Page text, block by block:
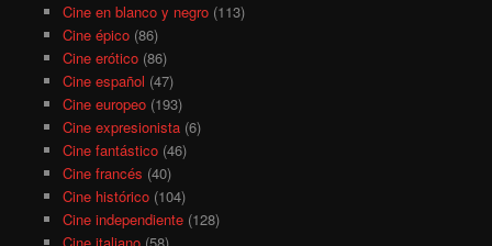
Cine en blanco y negro(113)
Cine épico(86)
Cine erótico(86)
Cine español (47)
Cine europeo(193)
Cine expresionista(6)
Cine fantástico(46)
Cine francés (40)
Cine histórico(104)
Cine independiente(128)